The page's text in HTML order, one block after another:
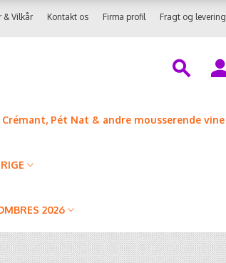
Fragt og levering
Firma profil
Kontakt os
& Vilkår
Crémant, Pét Nat & andre mousserende vine
2026